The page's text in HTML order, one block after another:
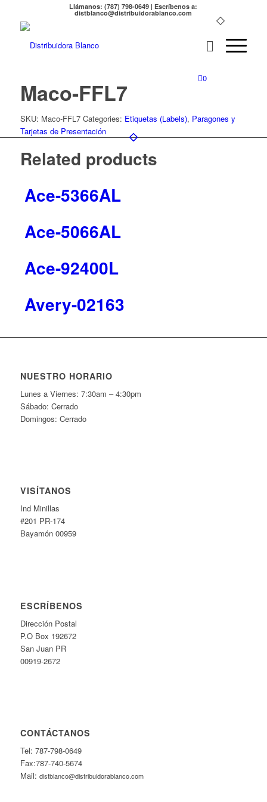
Llámanos: (787) 798-0649 | Escríbenos a:
distblanco@distribuidorablanco.com
0
Maco-FFL7
SKU: Maco-FFL7 Categories: Etiquetas (Labels), Paragones y
Tarjetas de Presentación
Related products
Ace-5366AL
Ace-5066AL
Ace-92400L
Avery-02163
NUESTRO HORARIO
Lunes a Viernes: 7:30am – 4:30pm
Sábado: Cerrado
Domingos: Cerrado
VISÍTANOS
Ind Minillas
#201 PR-174
Bayamón 00959
ESCRÍBENOS
Dirección Postal
P.O Box 192672
San Juan PR
00919-2672
CONTÁCTANOS
Tel: 787-798-0649
Fax:787-740-5674
Mail: distblanco@distribuidorablanco.com